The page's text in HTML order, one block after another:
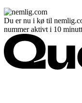
Du er nu i kø til
nummer aktivt i 10